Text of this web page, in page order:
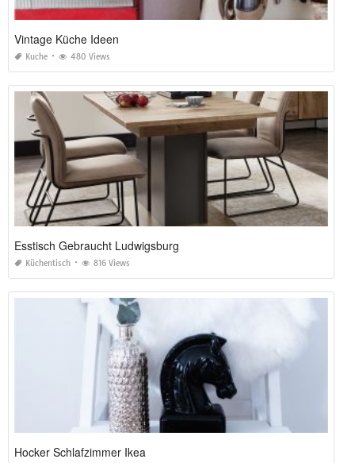
Vintage Küche Ideen
Kuche 480 Views
Esstisch Gebraucht Ludwigsburg
Küchentisch 816 Views
Hocker Schlafzimmer Ikea